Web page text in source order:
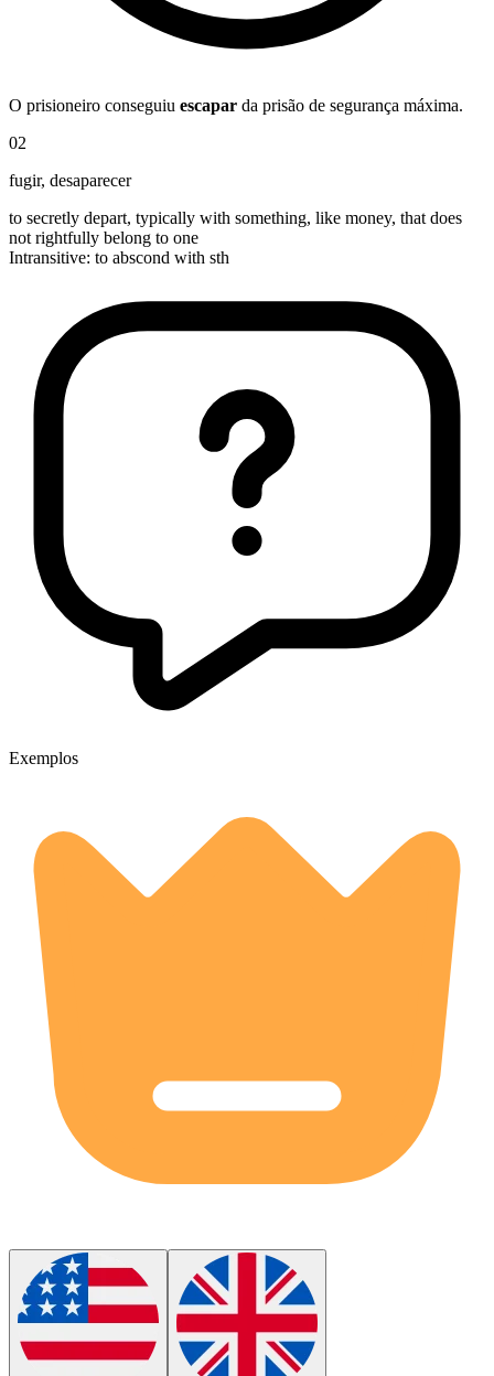
O prisioneiro conseguiu escapar da prisão de segurança máxima.
02
fugir, desaparecer
to secretly depart, typically with something, like money, that does
not rightfully belong to one
Intransitive: to abscond with sth
Exemplos